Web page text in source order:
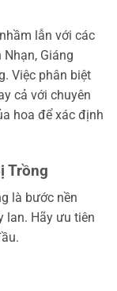
lẫn với các
Giáng
Việc phân biệt
cả với chuyên
hoa để xác định
Trồng
là bước nền
lan. Hãy ưu tiên